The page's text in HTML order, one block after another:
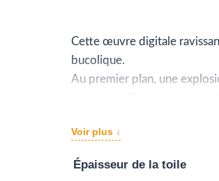
Cette œuvre digitale
bucolique.
Au premier plan, une
pierres naturelles.
éparpillés et d’ondulations
Voir plus ↓
Épaisseur de la toile